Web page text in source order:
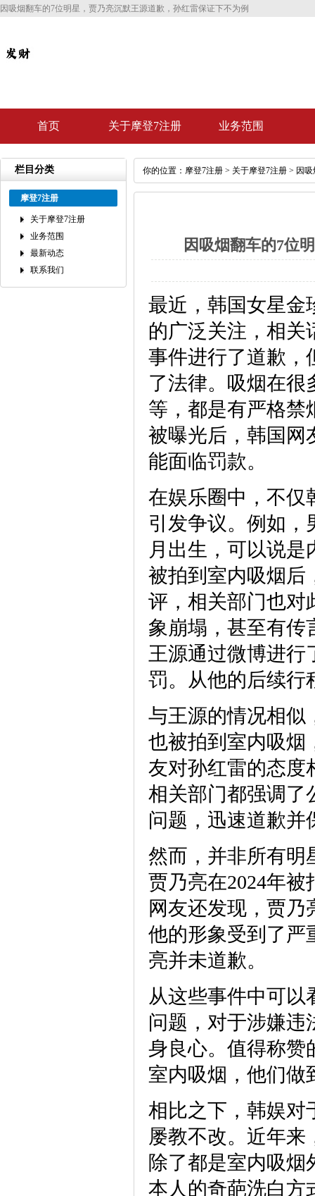
因吸烟翻车的7位明星，贾乃亮沉默王源道歉，孙红雷保证下不为例
首页 关于摩登7注册 业务范围
栏目分类
摩登7注册
关于摩登7注册
业务范围
最新动态
联系我们
你的位置： 摩登7注册 > 关于摩登7注册 > 因吸
因吸烟翻车的7位
最近，韩国女星金
的广泛关注，相关
事件进行了道歉，
了法律。吸烟在很
等，都是有严格禁
被曝光后，韩国网
能面临罚款。
在娱乐圈中，不仅
引发争议。例如，
月出生，可以说
被拍到室内吸烟后
评，相关部门也对
象崩塌，甚至有传
王源通过微博进行
罚。从他的后续行
与王源的情况相似
也被拍到室内吸烟
友对孙红雷的态度
相关部门都强调了
问题，迅速道歉并
然而，并非所有明
贾乃亮在2024年
网友还发现，贾
他的形象受到了严
亮并未道歉。
从这些事件中可以
问题，对于涉嫌违
身良心。值得称赞
室内吸烟，他们做
相比之下，韩娱对
屡教不改。近年来
除了都是室内吸烟
本人的奇葩洗白方